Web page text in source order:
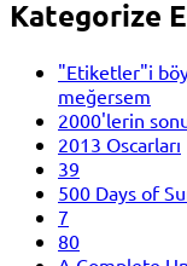
Kategorize
"Etiketler"i
meğersem
2000'lerin
2013 Oscarları
39
500 Days of
7
80